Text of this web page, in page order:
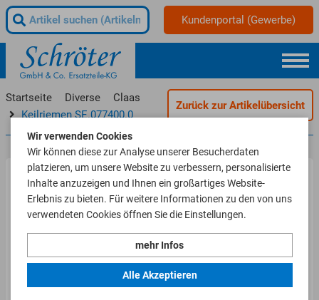
Kundenportal (Gewerbe)
Zurück zur Artikelübersicht
Startseite Diverse
Claas
Keilriemen SE.077400.0
Wir verwenden Cookies
Wir können diese zur Analyse unserer Besucherdaten
platzieren, um unsere Website zu verbessern, personalisierte
Inhalte anzuzeigen und Ihnen ein großartiges Website-
Erlebnis zu bieten. Für weitere Informationen zu den von uns
verwendeten Cookies öffnen Sie die Einstellungen.
mehr Infos
Alle Akzeptieren